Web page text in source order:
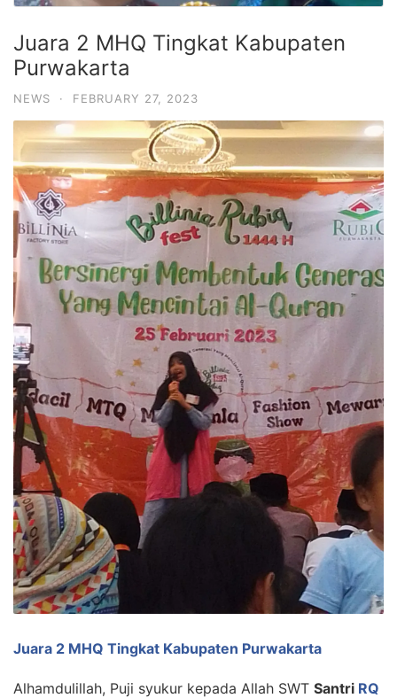
Juara 2 MHQ Tingkat Kabupaten
Purwakarta
NEWS · FEBRUARY 27, 2023
Juara 2 MHQ Tingkat Kabupaten Purwakarta
Alhamdulillah, Puji syukur kepada Allah SWT Santri RQ